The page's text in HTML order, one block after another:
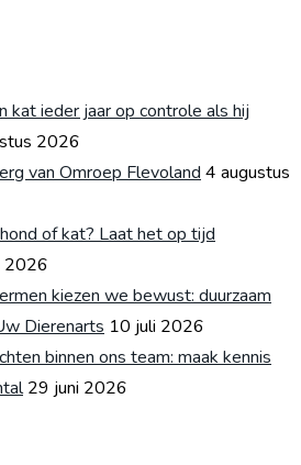
Herberg
kat ieder jaar op controle als hij
2026
van Omroep Flevoland 4 augustus
of kat? Laat het op tijd
2026
kiezen we bewust: duurzaam
Dierenarts 10 juli 2026
binnen ons team: maak kennis
29 juni 2026